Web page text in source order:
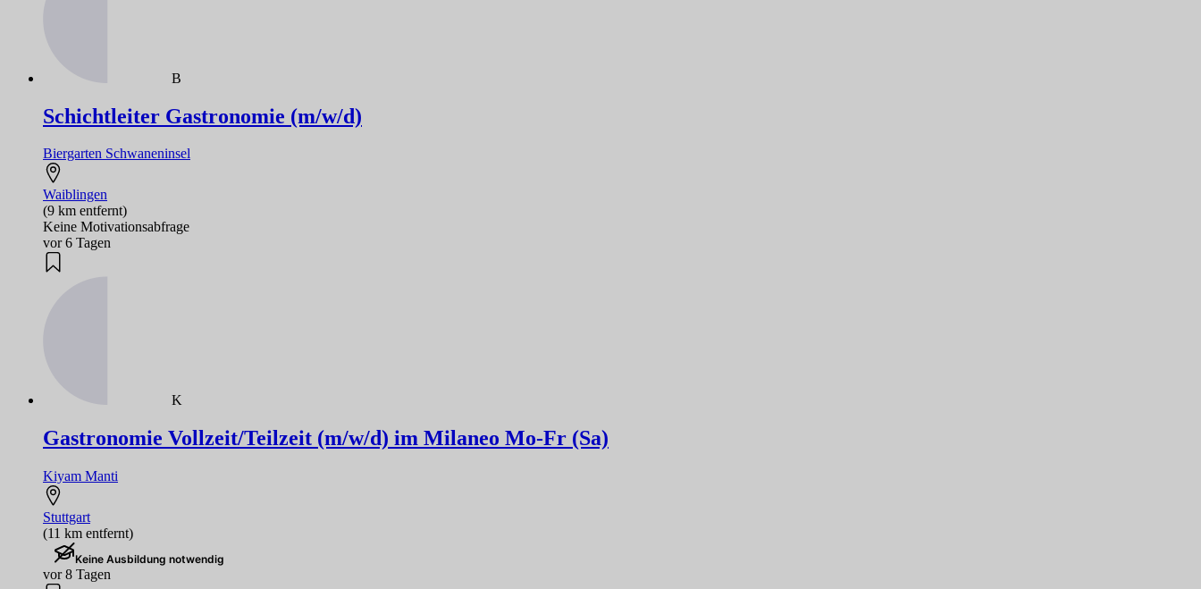
B
Schichtleiter Gastronomie (m/w/d)
Biergarten Schwaneninsel
Waiblingen
(9 km entfernt)
Keine Motivationsabfrage
vor 6 Tagen
K
Gastronomie Vollzeit/Teilzeit (m/w/d) im Milaneo Mo-Fr (Sa)
Kiyam Manti
Stuttgart
(11 km entfernt)
Keine Ausbildung notwendig
vor 8 Tagen